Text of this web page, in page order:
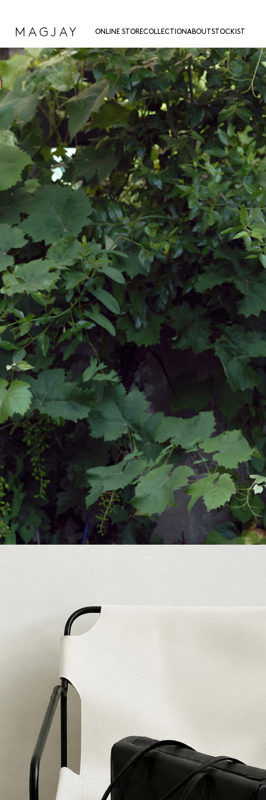
MAGJAY ONLINE STORECOLLECTIONABOUTSTOCKIST